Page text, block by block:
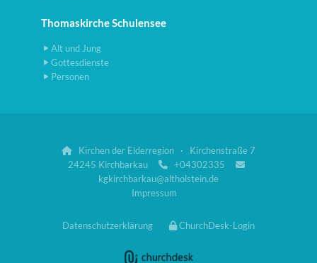
Thomaskirche Schulensee
Alt und Jung
Gottesdienste
Personen

Kirchen der Eiderregion · Kirchenstraße 7
24245 Kirchbarkau
 +04302335 
kgkirchbarkau@altholstein.de
Impressum
Datenschutzerklärung ChurchDesk-Login